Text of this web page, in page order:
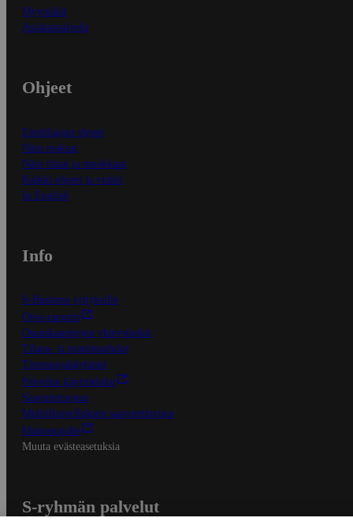
Myymälät
Asiakaspalvelu
Ohjeet
Ensitilaajan ohjeet
Näin maksat
Näin tilaat ja muokkaat
Kaikki ohjeet ja vinkit
In English
Info
S-Business yrityksille
Oiva-raportit
Osuuskauppojen yhteystiedot
Tilaus- ja toimitusehdot
Tietosuojakäytäntö
Palvelun käyttöehdot
Saavutettavuus
Mobiilisovelluksen saavutettavuus
Mainostajalle
Muuta evästeasetuksia
S-ryhmän palvelut